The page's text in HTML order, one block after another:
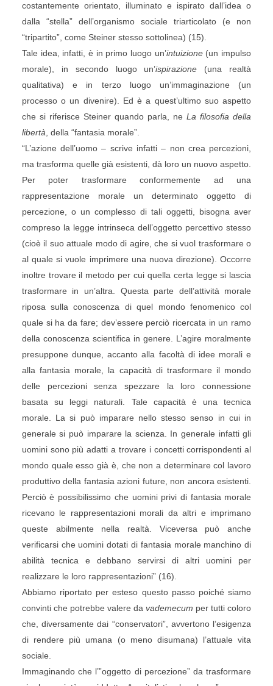
costantemente orientato, illuminato e ispirato dall’idea o
dalla “stella” dell’organismo sociale triarticolato (e non
“tripartito”, come Steiner stesso sottolinea) (15).
Tale idea, infatti, è in primo luogo un’intuizione(un impulso
morale), in secondo luogo un’ispirazione (una realtà
qualitativa) e in terzo luogo un’immaginazione (un
processo o un divenire). Ed è a quest’ultimo suo aspetto
che si riferisce Steiner quando parla, neLa filosofia della
libertà , della “fantasia morale”.
“L’azione dell’uomo – scrive infatti – non crea percezioni,
ma trasforma quelle già esistenti, dà loro un nuovo aspetto.
Per poter trasformare conformemente ad una
rappresentazione morale un determinato oggetto di
percezione, o un complesso di tali oggetti, bisogna aver
compreso la legge intrinseca dell’oggetto percettivo stesso
(cioè il suo attuale modo di agire, che si vuol trasformare o
al quale si vuole imprimere una nuova direzione). Occorre
inoltre trovare il metodo per cui quella certa legge si lascia
trasformare in un’altra. Questa parte dell’attività morale
riposa sulla conoscenza di quel mondo fenomenico col
quale si ha da fare; dev’essere perciò ricercata in un ramo
della conoscenza scientifica in genere. L’agire moralmente
presuppone dunque, accanto alla facoltà di idee morali e
alla fantasia morale, la capacità di trasformare il mondo
delle percezioni senza spezzare la loro connessione
basata su leggi naturali. Tale capacità è una tecnica
morale. La si può imparare nello stesso senso in cui in
generale si può imparare la scienza. In generale infatti gli
uomini sono più adatti a trovare i concetti corrispondenti al
mondo quale esso già è, che non a determinare col lavoro
produttivo della fantasia azioni future, non ancora esistenti.
Perciò è possibilissimo che uomini privi di fantasia morale
ricevano le rappresentazioni morali da altri e imprimano
queste abilmente nella realtà. Viceversa può anche
verificarsi che uomini dotati di fantasia morale manchino di
abilità tecnica e debbano servirsi di altri uomini per
realizzare le loro rappresentazioni” (16).
Abbiamo riportato per esteso questo passo poiché siamo
convinti che potrebbe valere davademecum per tutti coloro
che, diversamente dai “conservatori”, avvertono l’esigenza
di rendere più umana (o meno disumana) l’attuale vita
sociale.
Immaginando che l’”oggetto di percezione” da trasformare